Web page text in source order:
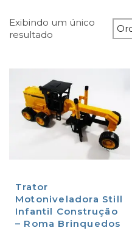
Exibindo um único
resultado
Trator
Motoniveladora Still
Infantil Construção
– Roma Brinquedos